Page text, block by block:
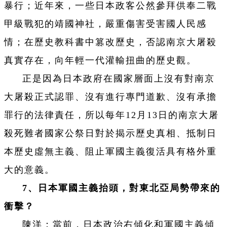
暴行；近年來，一些日本政客公然參拜供奉二戰
甲級戰犯的靖國神社，嚴重傷害受害國人民感
情；在歷史教科書中篡改歷史，否認南京大屠殺
真實存在，向年輕一代灌輸扭曲的歷史觀。
正是因為日本政府在國家層面上沒有對南京
大屠殺正式認罪、沒有進行專門道歉、沒有承擔
罪行的法律責任，所以每年12月13日的南京大屠
殺死難者國家公祭日對於揭示歷史真相、抵制日
本歷史虛無主義、阻止軍國主義復活具有格外重
大的意義。
7、日本軍國主義抬頭，對東北亞局勢帶來的
衝擊？
陳洋：當前，日本政治右傾化和軍國主義傾